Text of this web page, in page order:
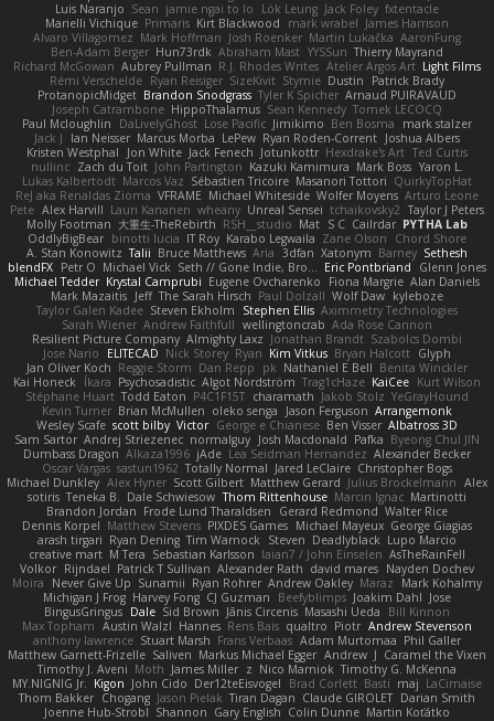
Luis Naranjo Sean jamie ngai to lo Lök Leung Jack Foley fxtentacle
Marielli Vichique Primaris Kirt Blackwood mark wrabel James Harrison
Alvaro Villagomez Mark Hoffman Josh Roenker Martin Lukačka AaronFung
Ben-Adam Berger Hun73rdk Abraham Mast YYSSun Thierry Mayrand
Richard McGowan Aubrey Pullman R.J. Rhodes Writes Atelier Argos Art Light Films
Rémi Verschelde Ryan Reisiger SizeKivit Stymie Dustin
Patrick Brady
ProtanopicMidget Brandon Snodgrass Tyler K Spicher Arnaud PUIRAVAUD
Joseph Catrambone HippoThalamus Sean Kennedy Tomek LECOCQ
Paul Mcloughlin
DaLivelyGhost Lose Pacific Jimikimo Ben Bosma
mark stalzer
Jack J
Ian Neisser Marcus Morba LePew Ryan Roden-Corrent Joshua Albers
Kristen Westphal
Jon White Jack Fenech Jotunkottr Hexdrake's Art Ted Curtis
nullinc Zach du Toit John Partington Kazuki Kamimura Mark Boss Yaron L.
Lukas Kalbertodt Marcos Vaz Sébastien Tricoire Masanori Tottori QuirkyTopHat
ReJ aka Renaldas Zioma VFRAME Michael Whiteside Wolfer Moyens Arturo Leone
Pete Alex Harvill Lauri Kananen wheany Unreal Sensei tchaikovsky2 Taylor J Peters
Molly Footman 大重生-TheRebirth RSH__studio Mat S C Cailrdar PYTHA Lab
OddlyBigBear binotti lucia IT Roy Karabo Legwaila Zane Olson
Chord Shore
A. Stan Konowitz Talii Bruce Matthews Aria 3dfan Xatonym Barney Sethesh
blendFX Petr O Michael Vick Seth // Gone Indie, Bro... Eric Pontbriand
Glenn Jones
Michael Tedder Krystal Camprubi Eugene Ovcharenko Fiona Margrie Alan Daniels
Mark Mazaitis Jeff The Sarah Hirsch Paul Dolzall Wolf Daw kyleboze
Taylor Galen Kadee Steven Ekholm Stephen Ellis Aximmetry Technologies
Sarah Wiener Andrew Faithfull wellingtoncrab Ada Rose Cannon
Resilient Picture Company Almighty Laxz Jonathan Brandt Szabolcs Dombi
Jose Nario
ELITECAD Nick Storey Ryan Kim Vitkus Bryan Halcott Glyph
Jan Oliver Koch Reggie Storm Dan Repp pk Nathaniel E Bell Benita Winckler
Kai Honeck Íkara Psychosadistic Algot Nordström Trag1cHaze KaiCee Kurt Wilson
Stéphane Huart Todd Eaton P4C1F15T charamath Jakob Stolz YeGrayHound
Kevin Turner Brian McMullen oleko senga Jason Ferguson Arrangemonk
Wesley Scafe scott bilby Victor George e Chianese Ben Visser Albatross 3D
Sam Sartor Andrej Striezenec normalguy Josh Macdonald Pafka Byeong Chul JIN
Dumbass Dragon Alkaza1996 jAde Lea Seidman Hernandez Alexander Becker
Oscar Vargas sastun1962 Totally Normal Jared LeClaire Christopher Bogs
Michael Dunkley Alex Hyner Scott Gilbert Matthew Gerard Julius Brockelmann Alex
sotiris Teneka B. Dale Schwiesow Thom Rittenhouse Marcin Ignac Martinotti
Brandon Jordan Frode Lund Tharaldsen Gerard Redmond Walter Rice
Dennis Korpel Matthew Stevens PIXDES Games Michael Mayeux George Giagias
arash tirgari Ryan Dening Tim Warnock Steven Deadlyblack Lupo Marcio
creative mart M Tera Sebastian Karlsson Iaian7 / John Einselen AsTheRainFell
Volkor Rijndael Patrick T Sullivan Alexander Rath david mares Nayden Dochev
Moira
Never Give Up Sunamii Ryan Rohrer Andrew Oakley Maraz
Mark Kohalmy
Michigan J Frog Harvey Fong CJ Guzman Beefyblimps Joakim Dahl Jose
BingusGringus Dale Sid Brown Jānis Circenis Masashi Ueda
Bill Kinnon
Max Topham Austin Walzl Hannes Rens Bais qualtro Piotr Andrew Stevenson
anthony lawrence Stuart Marsh Frans Verbaas Adam Murtomaa Phil Galler
Matthew Garnett-Frizelle Saliven Markus Michael Egger Andrew J Caramel the Vixen
Timothy J. Aveni Moth James Miller z Nico Marniok Timothy G. McKenna
MY.NIGNIG Jr. Kigon John Cido Der12teEisvogel Brad Corlett Basti maj LaCimaise
Thom Bakker Chogang Jason Pielak Tiran Dagan Claude GIROLET Darian Smith
Joenne Hub-Strobl Shannon Gary English Colin Dunne Martin Koťátko